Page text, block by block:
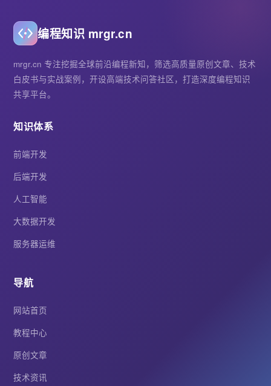
编程知识 mrgr.cn
mrgr.cn 专注挖掘全球前沿编程新知，筛选高质量原创文章、技术
白皮书与实战案例，开设高端技术问答社区，打造深度编程知识
共享平台。
知识体系
前端开发
后端开发
人工智能
大数据开发
服务器运维
导航
网站首页
教程中心
原创文章
技术资讯